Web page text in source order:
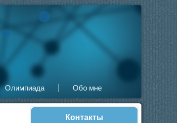
Олимпиада Обо мне
Контакты